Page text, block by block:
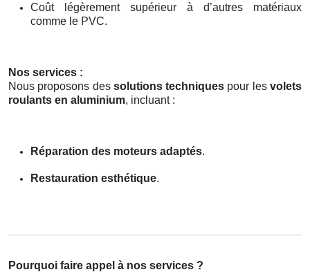
Coût légèrement supérieur à d’autres matériaux
comme le PVC.
Nos services :
Nous proposons des solutions techniques pour lesvolets
roulants en aluminium, incluant :
Réparation des moteurs adaptés.
Restauration esthétique.
Pourquoi faire appel à nos services ?